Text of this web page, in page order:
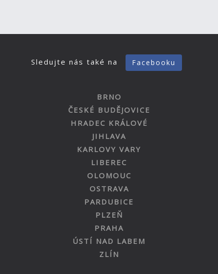
Sledujte nás také na Facebooku
BRNO
ČESKÉ BUDĚJOVICE
HRADEC KRÁLOVÉ
JIHLAVA
KARLOVY VARY
LIBEREC
OLOMOUC
OSTRAVA
PARDUBICE
PLZEŇ
PRAHA
ÚSTÍ NAD LABEM
ZLÍN